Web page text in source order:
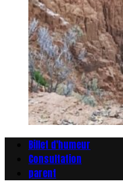
Billet d'humeur
Consultation
parent